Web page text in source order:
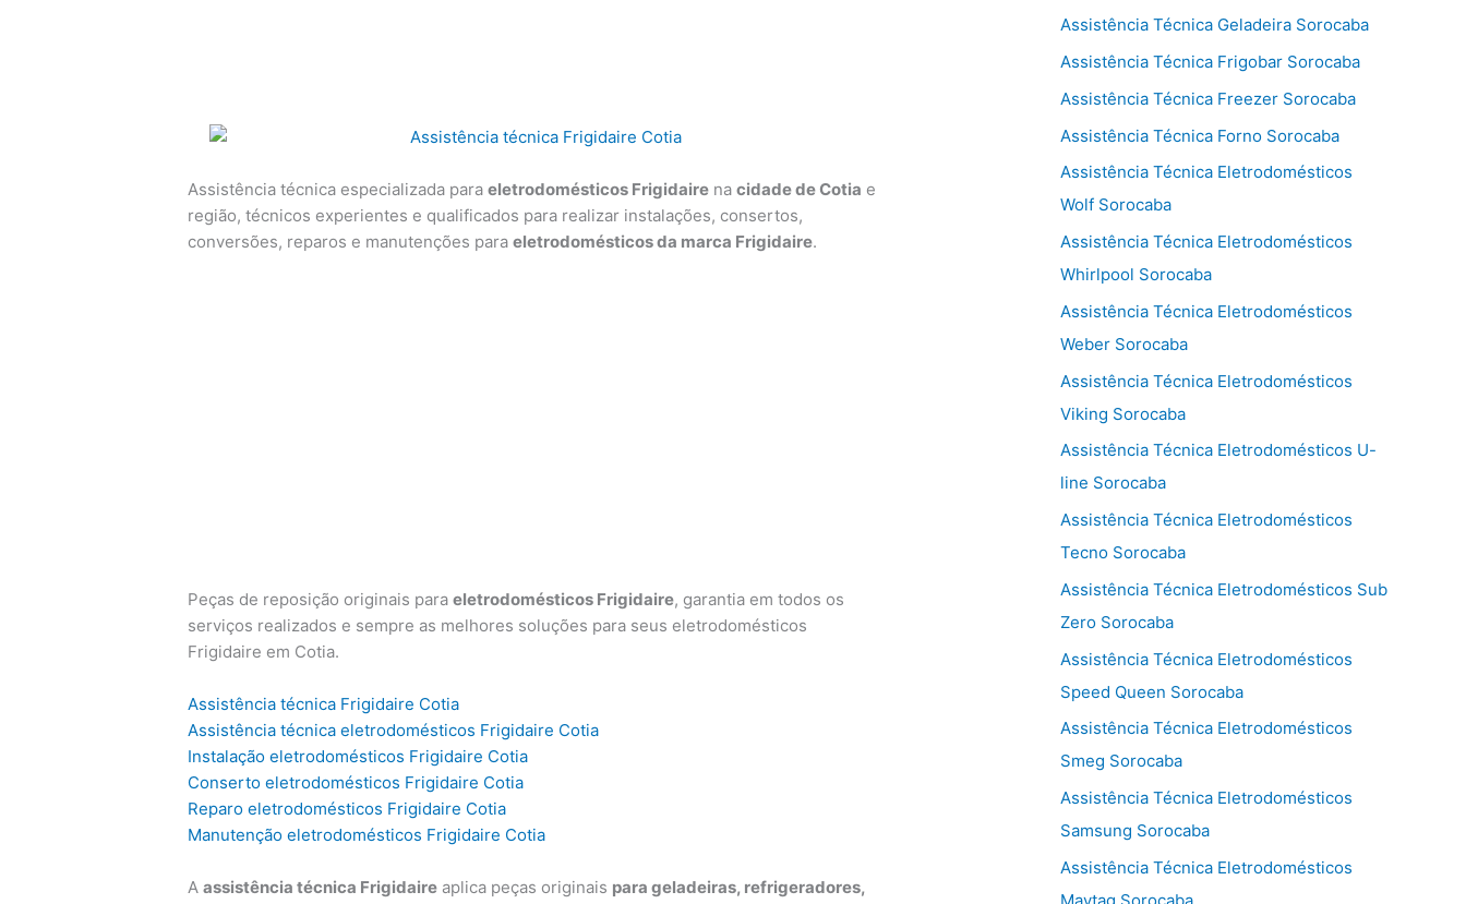
Assistência técnica especializada paraeletrodomésticos Frigidaire nacidade de Cotia e
região, técnicos experientes e qualificados para realizar instalações, consertos,
conversões, reparos e manutenções paraeletrodomésticos da marca Frigidaire.
Peças de reposição originais paraeletrodomésticos Frigidaire, garantia em todos os
serviços realizados e sempre as melhores soluções para seus eletrodomésticos
Frigidaire em Cotia.
Assistência técnica Frigidaire Cotia
Assistência técnica eletrodomésticos Frigidaire Cotia
Instalação eletrodomésticos Frigidaire Cotia
Conserto eletrodomésticos Frigidaire Cotia
Reparo eletrodomésticos Frigidaire Cotia
Manutenção eletrodomésticos Frigidaire Cotia
Aassistência técnica Frigidaire aplica peças originais para geladeiras, refrigeradores,
Assistência Técnica Geladeira Sorocaba
Assistência Técnica Frigobar Sorocaba
Assistência Técnica Freezer Sorocaba
Assistência Técnica Forno Sorocaba
Assistência Técnica Eletrodomésticos
Wolf Sorocaba
Assistência Técnica Eletrodomésticos
Whirlpool Sorocaba
Assistência Técnica Eletrodomésticos
Weber Sorocaba
Assistência Técnica Eletrodomésticos
Viking Sorocaba
Assistência Técnica Eletrodomésticos U-
line Sorocaba
Assistência Técnica Eletrodomésticos
Tecno Sorocaba
Assistência Técnica Eletrodomésticos Sub
Zero Sorocaba
Assistência Técnica Eletrodomésticos
Speed Queen Sorocaba
Assistência Técnica Eletrodomésticos
Smeg Sorocaba
Assistência Técnica Eletrodomésticos
Samsung Sorocaba
Assistência Técnica Eletrodomésticos